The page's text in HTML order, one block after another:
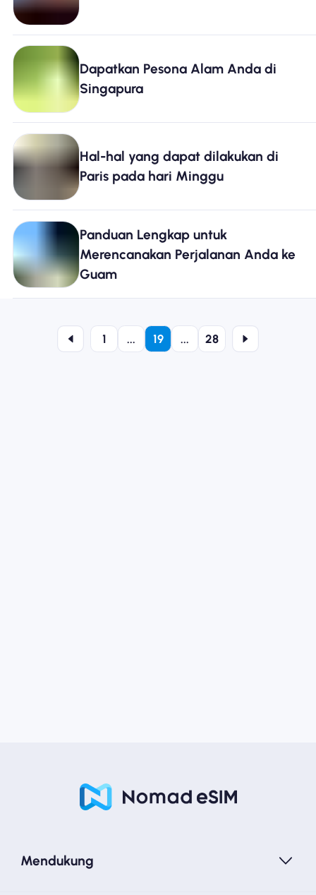
Dapatkan Pesona Alam Anda di
Singapura
Hal-hal yang dapat dilakukan di
Paris pada hari Minggu
Panduan Lengkap untuk
Merencanakan Perjalanan Anda ke
Guam
1 ... 19 ... 28
Mendukung